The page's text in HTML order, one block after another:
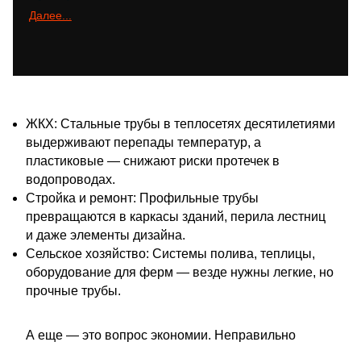
Далее...
ЖКХ: Стальные трубы в теплосетях десятилетиями
выдерживают перепады температур, а
пластиковые — снижают риски протечек в
водопроводах.
Стройка и ремонт: Профильные трубы
превращаются в каркасы зданий, перила лестниц
и даже элементы дизайна.
Сельское хозяйство: Системы полива, теплицы,
оборудование для ферм — везде нужны легкие, но
прочные трубы.
А еще — это вопрос экономии. Неправильно